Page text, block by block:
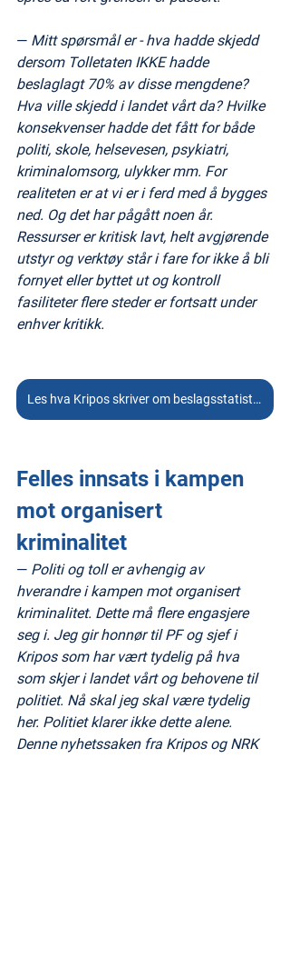
— Mitt spørsmål er - hva hadde skjedd
dersom Tolletaten IKKE hadde
beslaglagt 70% av disse mengdene?
Hva ville skjedd i landet vårt da? Hvilke
konsekvenser hadde det fått for både
politi, skole, helsevesen, psykiatri,
kriminalomsorg, ulykker mm. For
realiteten er at vi er i ferd med å bygges
ned. Og det har pågått noen år.
Ressurser er kritisk lavt, helt avgjørende
utstyr og verktøy står i fare for ikke å bli
fornyet eller byttet ut og kontroll
fasiliteter flere steder er fortsatt under
enhver kritikk.
Les hva Kripos skriver om beslagsstatistikken her
Felles innsats i kampen
mot organisert
kriminalitet
— Politi og toll er avhengig av
hverandre i kampen mot organisert
kriminalitet. Dette må flere engasjere
seg i. Jeg gir honnør til PF og sjef i
Kripos som har vært tydelig på hva
som skjer i landet vårt og behovene til
politiet. Nå skal jeg skal være tydelig
her. Politiet klarer ikke dette alene.
Denne nyhetssaken fra Kripos og NRK